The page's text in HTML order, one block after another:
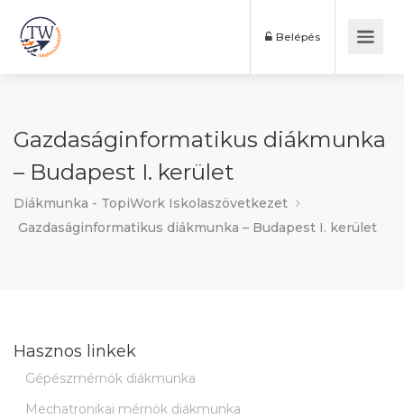
Belépés
Gazdaságinformatikus diákmunka
– Budapest I. kerület
Diákmunka - TopiWork Iskolaszövetkezet
Gazdaságinformatikus diákmunka – Budapest I. kerület
Hasznos linkek
Gépészmérnök diákmunka
Mechatronikai mérnök diákmunka